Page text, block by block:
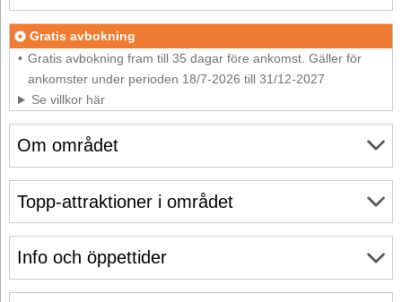
Om området
Info och öppettider
Gratis avbokning
Gratis avbokning fram till 35 dagar före ankomst. Gäller för
ankomster under perioden 18/7-2026 till 31/12-2027
Se villkor här
Topp-attraktioner i området